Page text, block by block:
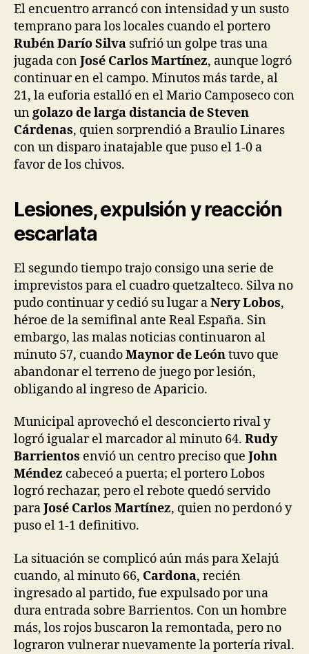
El encuentro arrancó con intensidad y un susto
temprano para los locales cuando el portero
Rubén Darío Silva sufrió un golpe tras una
jugada conJosé Carlos Martínez, aunque logró
continuar en el campo. Minutos más tarde, al
21, la euforia estalló en el Mario Camposeco con
un golazo de larga distancia de Steven
Cárdenas, quien sorprendió a Braulio Linares
con un disparo inatajable que puso el 1-0 a
favor de los chivos.
Lesiones, expulsión y reacción
escarlata
El segundo tiempo trajo consigo una serie de
imprevistos para el cuadro quetzalteco. Silva no
pudo continuar y cedió su lugar aNery Lobos,
héroe de la semifinal ante Real España. Sin
embargo, las malas noticias continuaron al
minuto 57, cuandoMaynor de Leóntuvo que
abandonar el terreno de juego por lesión,
obligando al ingreso de Aparicio.
Municipal aprovechó el desconcierto rival y
logró igualar el marcador al minuto 64. Rudy
Barrientos envió un centro preciso que John
Méndez cabeceó a puerta; el portero Lobos
logró rechazar, pero el rebote quedó servido
paraJosé Carlos Martínez, quien no perdonó y
puso el 1-1 definitivo.
La situación se complicó aún más para Xelajú
cuando, al minuto 66, Cardona, recién
ingresado al partido, fue expulsado por una
dura entrada sobre Barrientos. Con un hombre
más, los rojos buscaron la remontada, pero no
lograron vulnerar nuevamente la portería rival.